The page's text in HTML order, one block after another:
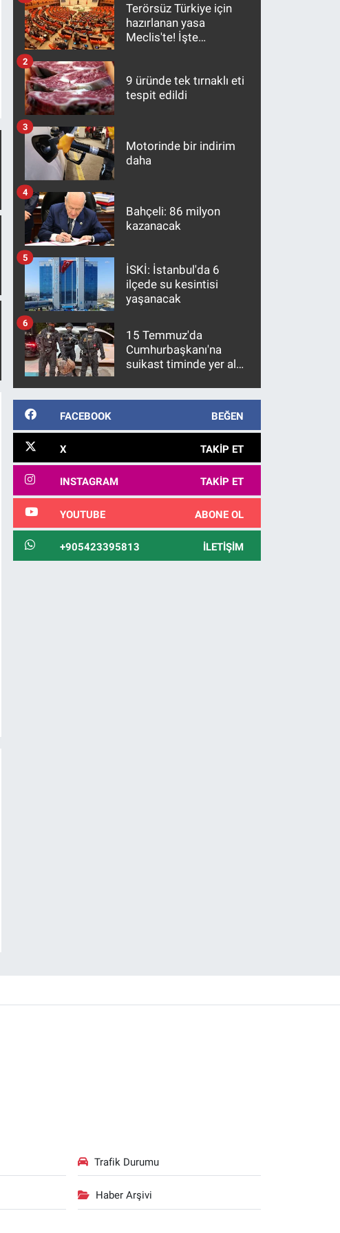
Terörsüz Türkiye için
hazırlanan yasa
Meclis'te! İşte
9 üründe tek tırnaklı eti
tespit edildi
2
Motorinde bir indirim
daha
3
Bahçeli: 86 milyon
kazanacak
4
İSKİ: İstanbul'da 6
ilçede su kesintisi
yaşanacak
5
15 Temmuz'da
Cumhurbaşkanı'na
suikast timinde yer alan
10 yıl sonra yakalandı
6
FACEBOOK BEĞEN
X TAKIP ET
INSTAGRAM TAKIP ET
YOUTUBE ABONE OL
+905423395813 İLETIŞIM
Trafik Durumu
Haber Arşivi